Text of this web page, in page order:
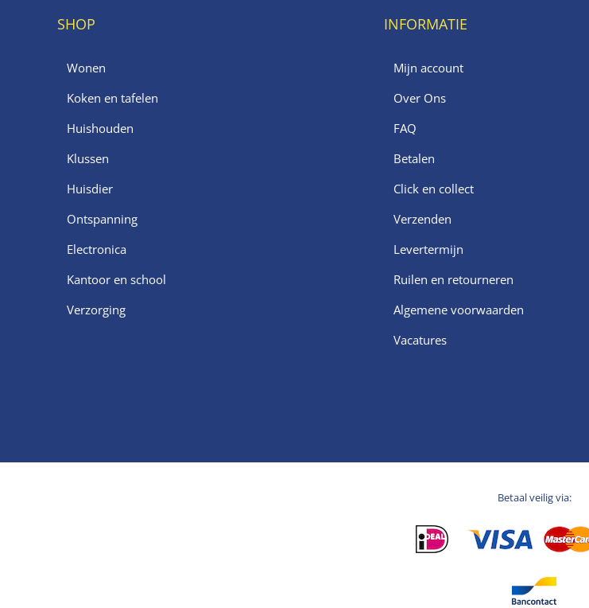
SHOP
Wonen
Koken en tafelen
Huishouden
Klussen
Huisdier
Ontspanning
Electronica
Kantoor en school
Verzorging
INFORMATIE
Mijn account
Over Ons
FAQ
Betalen
Click en collect
Verzenden
Levertermijn
Ruilen en retourneren
Algemene voorwaarden
Vacatures
Betaal veilig via: